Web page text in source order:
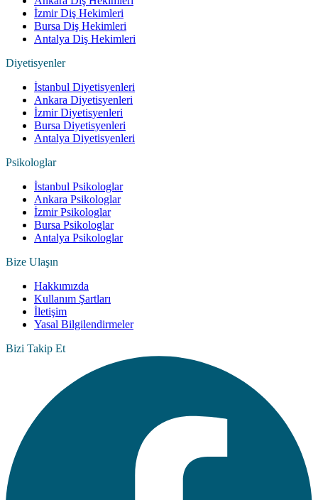
İzmir Diş Hekimleri
Bursa Diş Hekimleri
Antalya Diş Hekimleri
Diyetisyenler
İstanbul Diyetisyenleri
Ankara Diyetisyenleri
İzmir Diyetisyenleri
Bursa Diyetisyenleri
Antalya Diyetisyenleri
Psikologlar
İstanbul Psikologlar
Ankara Psikologlar
İzmir Psikologlar
Bursa Psikologlar
Antalya Psikologlar
Bize Ulaşın
Hakkımızda
Kullanım Şartları
İletişim
Yasal Bilgilendirmeler
Bizi Takip Et